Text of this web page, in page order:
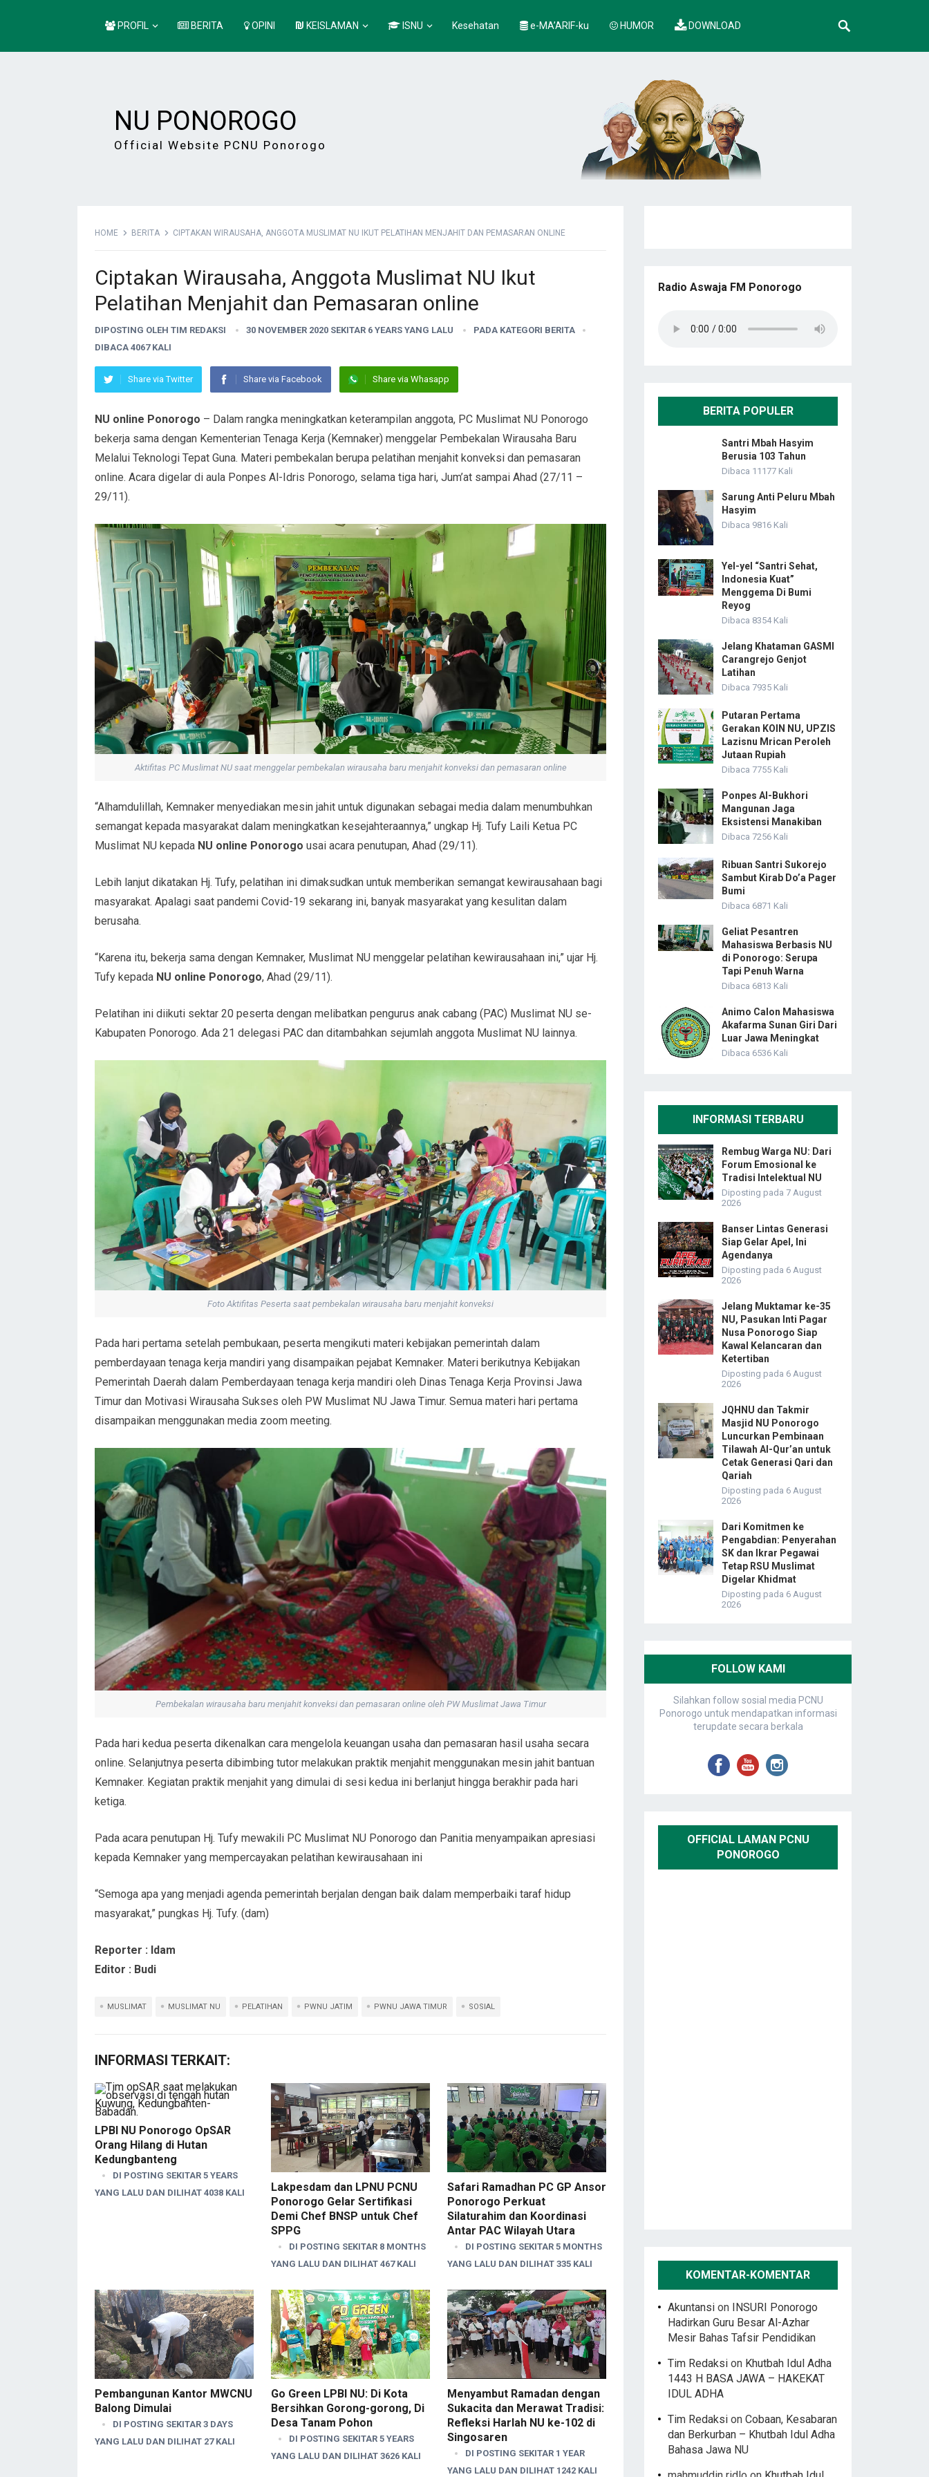
PROFIL BERITA OPINI KEISLAMAN ISNU Kesehatan e-MA’ARIF-ku HUMOR DOWNLOAD
NU PONOROGO
Official Website PCNU Ponorogo
HOME BERITA CIPTAKAN WIRAUSAHA, ANGGOTA MUSLIMAT NU IKUT PELATIHAN MENJAHIT DAN PEMASARAN ONLINE
Ciptakan Wirausaha, Anggota Muslimat NU Ikut
Pelatihan Menjahit dan Pemasaran online
DIPOSTING OLEH TIM REDAKSI 30 NOVEMBER 2020 SEKITAR 6 YEARS YANG LALU PADA KATEGORI BERITA
DIBACA 4067 KALI
Share via Twitter Share via Facebook Share via Whasapp
NU online Ponorogo – Dalam rangka meningkatkan keterampilan anggota, PC Muslimat NU Ponorogo
bekerja sama dengan Kementerian Tenaga Kerja (Kemnaker) menggelar Pembekalan Wirausaha Baru
Melalui Teknologi Tepat Guna. Materi pembekalan berupa pelatihan menjahit konveksi dan pemasaran
online. Acara digelar di aula Ponpes Al-Idris Ponorogo, selama tiga hari, Jum’at sampai Ahad (27/11 –
29/11).
Aktifitas PC Muslimat NU saat menggelar pembekalan wirausaha baru menjahit konveksi dan pemasaran online
“Alhamdulillah, Kemnaker menyediakan mesin jahit untuk digunakan sebagai media dalam menumbuhkan
semangat kepada masyarakat dalam meningkatkan kesejahteraannya,” ungkap Hj. Tufy Laili Ketua PC
Muslimat NU kepada NU online Ponorogo usai acara penutupan, Ahad (29/11).
Lebih lanjut dikatakan Hj. Tufy, pelatihan ini dimaksudkan untuk memberikan semangat kewirausahaan bagi
masyarakat. Apalagi saat pandemi Covid-19 sekarang ini, banyak masyarakat yang kesulitan dalam
berusaha.
“Karena itu, bekerja sama dengan Kemnaker, Muslimat NU menggelar pelatihan kewirausahaan ini,” ujar Hj.
Tufy kepada NU online Ponorogo, Ahad (29/11).
Pelatihan ini diikuti sektar 20 peserta dengan melibatkan pengurus anak cabang (PAC) Muslimat NU se-
Kabupaten Ponorogo. Ada 21 delegasi PAC dan ditambahkan sejumlah anggota Muslimat NU lainnya.
Foto Aktifitas Peserta saat pembekalan wirausaha baru menjahit konveksi
Pada hari pertama setelah pembukaan, peserta mengikuti materi kebijakan pemerintah dalam
pemberdayaan tenaga kerja mandiri yang disampaikan pejabat Kemnaker. Materi berikutnya Kebijakan
Pemerintah Daerah dalam Pemberdayaan tenaga kerja mandiri oleh Dinas Tenaga Kerja Provinsi Jawa
Timur dan Motivasi Wirausaha Sukses oleh PW Muslimat NU Jawa Timur. Semua materi hari pertama
disampaikan menggunakan media zoom meeting.
Pembekalan wirausaha baru menjahit konveksi dan pemasaran online oleh PW Muslimat Jawa Timur
Pada hari kedua peserta dikenalkan cara mengelola keuangan usaha dan pemasaran hasil usaha secara
online. Selanjutnya peserta dibimbing tutor melakukan praktik menjahit menggunakan mesin jahit bantuan
Kemnaker. Kegiatan praktik menjahit yang dimulai di sesi kedua ini berlanjut hingga berakhir pada hari
ketiga.
Pada acara penutupan Hj. Tufy mewakili PC Muslimat NU Ponorogo dan Panitia menyampaikan apresiasi
kepada Kemnaker yang mempercayakan pelatihan kewirausahaan ini
“Semoga apa yang menjadi agenda pemerintah berjalan dengan baik dalam memperbaiki taraf hidup
masyarakat,” pungkas Hj. Tufy. (dam)
Reporter : Idam
Editor : Budi
MUSLIMAT MUSLIMAT NU PELATIHAN PWNU JATIM PWNU JAWA TIMUR SOSIAL
INFORMASI TERKAIT:
LPBI NU Ponorogo OpSAR
Orang Hilang di Hutan
Kedungbanteng
DI POSTING SEKITAR 5 YEARS
YANG LALU DAN DILIHAT 4038 KALI
Lakpesdam dan LPNU PCNU
Ponorogo Gelar Sertifikasi
Demi Chef BNSP untuk Chef
SPPG
DI POSTING SEKITAR 8 MONTHS
YANG LALU DAN DILIHAT 467 KALI
Safari Ramadhan PC GP Ansor
Ponorogo Perkuat
Silaturahim dan Koordinasi
Antar PAC Wilayah Utara
DI POSTING SEKITAR 5 MONTHS
YANG LALU DAN DILIHAT 335 KALI
Pembangunan Kantor MWCNU
Balong Dimulai
DI POSTING SEKITAR 3 DAYS
YANG LALU DAN DILIHAT 27 KALI
Go Green LPBI NU: Di Kota
Bersihkan Gorong-gorong, Di
Desa Tanam Pohon
DI POSTING SEKITAR 5 YEARS
YANG LALU DAN DILIHAT 3626 KALI
Menyambut Ramadan dengan
Sukacita dan Merawat Tradisi:
Refleksi Harlah NU ke-102 di
Singosaren
DI POSTING SEKITAR 1 YEAR
YANG LALU DAN DILIHAT 1242 KALI
Radio Aswaja FM Ponorogo
BERITA POPULER
Santri Mbah Hasyim
Berusia 103 Tahun
Dibaca 11177 Kali
Sarung Anti Peluru Mbah
Hasyim
Dibaca 9816 Kali
Yel-yel “Santri Sehat,
Indonesia Kuat”
Menggema Di Bumi
Reyog
Dibaca 8354 Kali
Jelang Khataman GASMI
Carangrejo Genjot
Latihan
Dibaca 7935 Kali
Putaran Pertama
Gerakan KOIN NU, UPZIS
Lazisnu Mrican Peroleh
Jutaan Rupiah
Dibaca 7755 Kali
Ponpes Al-Bukhori
Mangunan Jaga
Eksistensi Manakiban
Dibaca 7256 Kali
Ribuan Santri Sukorejo
Sambut Kirab Do’a Pager
Bumi
Dibaca 6871 Kali
Geliat Pesantren
Mahasiswa Berbasis NU
di Ponorogo: Serupa
Tapi Penuh Warna
Dibaca 6813 Kali
Animo Calon Mahasiswa
Akafarma Sunan Giri Dari
Luar Jawa Meningkat
Dibaca 6536 Kali
INFORMASI TERBARU
Rembug Warga NU: Dari
Forum Emosional ke
Tradisi Intelektual NU
Diposting pada 7 August
2026
Banser Lintas Generasi
Siap Gelar Apel, Ini
Agendanya
Diposting pada 6 August
2026
Jelang Muktamar ke-35
NU, Pasukan Inti Pagar
Nusa Ponorogo Siap
Kawal Kelancaran dan
Ketertiban
Diposting pada 6 August
2026
JQHNU dan Takmir
Masjid NU Ponorogo
Luncurkan Pembinaan
Tilawah Al-Qur’an untuk
Cetak Generasi Qari dan
Qariah
Diposting pada 6 August
2026
Dari Komitmen ke
Pengabdian: Penyerahan
SK dan Ikrar Pegawai
Tetap RSU Muslimat
Digelar Khidmat
Diposting pada 6 August
2026
FOLLOW KAMI
Silahkan follow sosial media PCNU
Ponorogo untuk mendapatkan informasi
terupdate secara berkala
OFFICIAL LAMAN PCNU
PONOROGO
KOMENTAR-KOMENTAR
Akuntansi on INSURI Ponorogo
Hadirkan Guru Besar Al-Azhar
Mesir Bahas Tafsir Pendidikan
Tim Redaksi on Khutbah Idul Adha
1443 H BASA JAWA – HAKEKAT
IDUL ADHA
Tim Redaksi on Cobaan, Kesabaran
dan Berkurban – Khutbah Idul Adha
Bahasa Jawa NU